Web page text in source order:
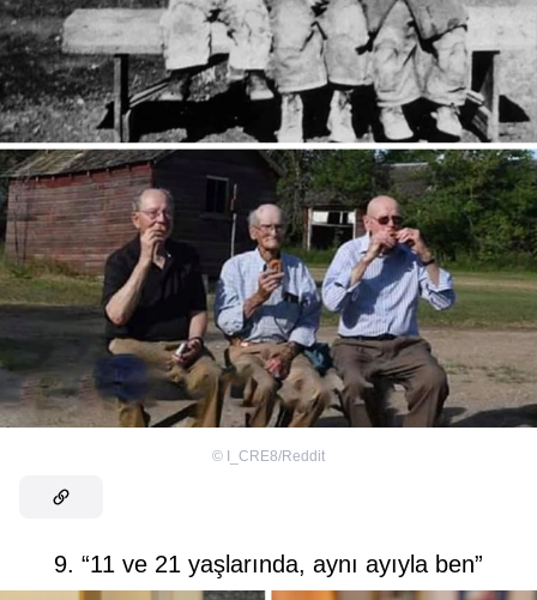
© I_CRE8/Reddit
9. “11 ve 21 yaşlarında, aynı ayıyla ben”